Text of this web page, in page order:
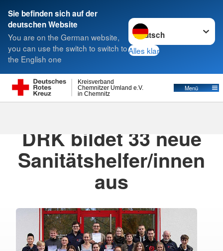
Sie befinden sich auf der
deutschen Website
You are on the German website,
you can use the switch to switch to
the English one
Sprache wechseln zu
Alles klar
in Chemnitz
Chemnitzer Umland e.V.
Kreisverband
Menü
Suche
DRK bildet 33 neue
Sanitätshelfer/innen
aus